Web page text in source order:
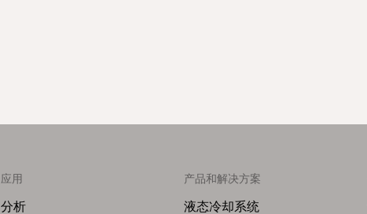
Footer
Menu
应用
分析
Footer
Menu
产品和解决方案
液态冷却系统